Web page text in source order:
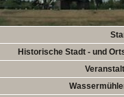
Historische Stadt - und